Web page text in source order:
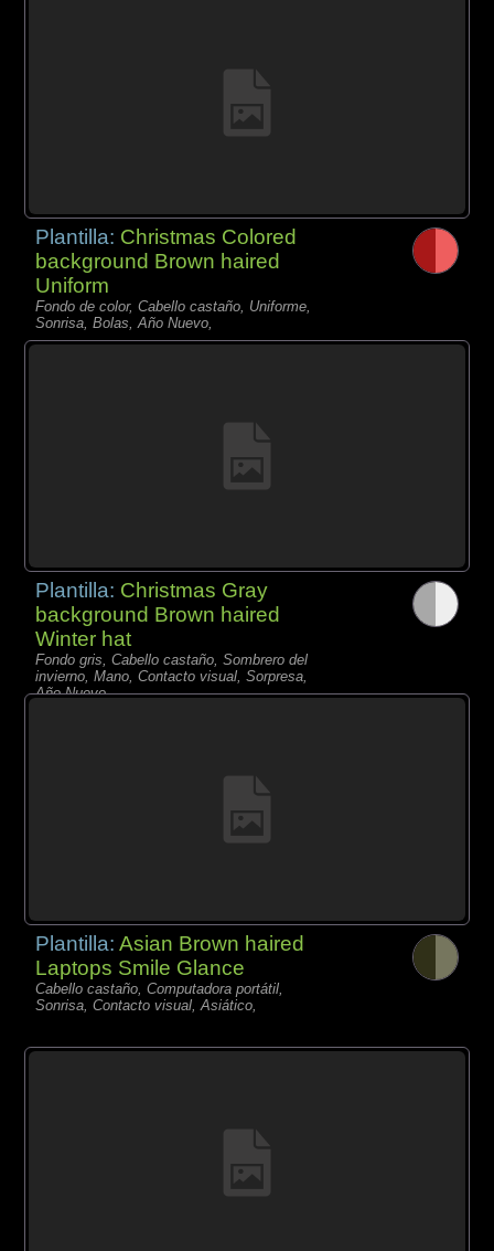
Plantilla: Christmas Colored
background Brown haired
Uniform
Fondo de color, Cabello castaño, Uniforme,
Sonrisa, Bolas, Año Nuevo,
Plantilla: Christmas Gray
background Brown haired
Winter hat
Fondo gris, Cabello castaño, Sombrero del
invierno, Mano, Contacto visual, Sorpresa,
Año Nuevo,
Plantilla:Asian Brown haired
Laptops Smile Glance
Cabello castaño, Computadora portátil,
Sonrisa, Contacto visual, Asiático,